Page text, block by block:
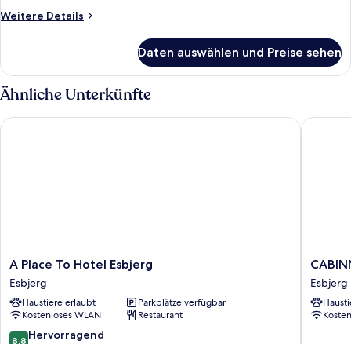
Weitere Details
Weitere
Suite,
1 King-
Bett
Daten auswählen und Preise sehen
Ähnliche Unterkünfte
A
Place
To
Hotel
Esbjerg
Esbjerg
A Place To Hotel Esbjerg
Esbjerg
Haustiere erlaubt
Parkplätze verfügbar
Kostenloses WLAN
Restaurant
8.8
8,8 Hervorragend
A Place To Hotel Esbjerg
CABINN
Plus
Esbjerg
Esbjerg
Esbjerg